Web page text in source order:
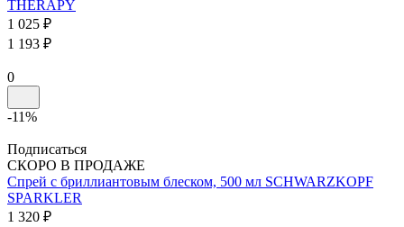
THERAPY
1 025 ₽
1 193 ₽
0
-11%
Подписаться
СКОРО В ПРОДАЖЕ
Спрей с бриллиантовым блеском, 500 мл SCHWARZKOPF
SPARKLER
1 320 ₽